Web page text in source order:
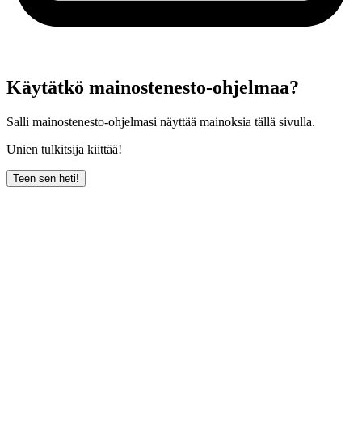
Käytätkö mainostenesto-ohjelmaa?
Salli mainostenesto-ohjelmasi näyttää mainoksia tällä sivulla.
Unien tulkitsija kiittää!
Teen sen heti!